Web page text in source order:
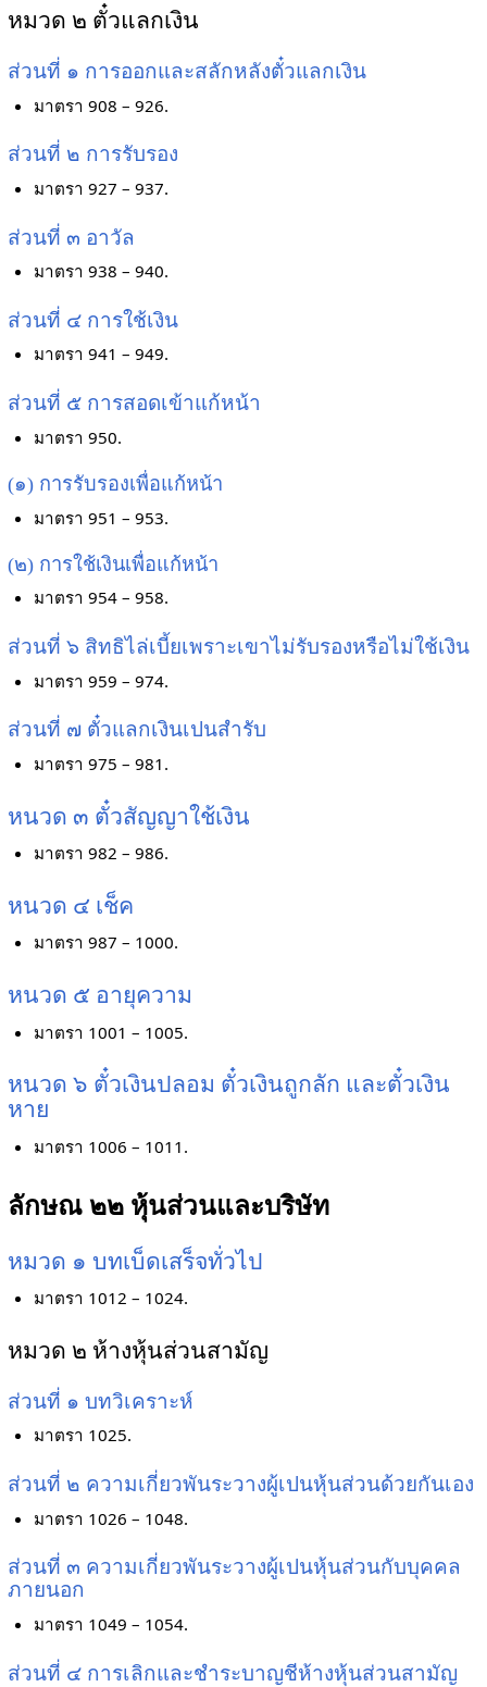
หมวด ๒ ตั๋วแลกเงิน
ส่วนที่ ๑ การออกและสลักหลังตั๋วแลกเงิน
มาตรา 908 – 926.
ส่วนที่ ๒ การรับรอง
มาตรา 927 – 937.
ส่วนที่ ๓ อาวัล
มาตรา 938 – 940.
ส่วนที่ ๔ การใช้เงิน
มาตรา 941 – 949.
ส่วนที่ ๕ การสอดเข้าแก้หน้า
มาตรา 950.
(๑) การรับรองเพื่อแก้หน้า
มาตรา 951 – 953.
(๒) การใช้เงินเพื่อแก้หน้า
มาตรา 954 – 958.
ส่วนที่ ๖ สิทธิไล่เบี้ยเพราะเขาไม่รับรองหรือไม่ใช้เงิน
มาตรา 959 – 974.
ส่วนที่ ๗ ตั๋วแลกเงินเปนสำรับ
มาตรา 975 – 981.
หนวด ๓ ตั๋วสัญญาใช้เงิน
มาตรา 982 – 986.
หนวด ๔ เช็ค
มาตรา 987 – 1000.
หนวด ๕ อายุความ
มาตรา 1001 – 1005.
หนวด ๖ ตั๋วเงินปลอม ตั๋วเงินถูกลัก และตั๋วเงิน
หาย
มาตรา 1006 – 1011.
ลักษณ ๒๒ หุ้นส่วนและบริษัท
หมวด ๑ บทเบ็ดเสร็จทั่วไป
มาตรา 1012 – 1024.
หมวด ๒ ห้างหุ้นส่วนสามัญ
ส่วนที่ ๑ บทวิเคราะห์
มาตรา 1025.
ส่วนที่ ๒ ความเกี่ยวพันระวางผู้เปนหุ้นส่วนด้วยกันเอง
มาตรา 1026 – 1048.
ส่วนที่ ๓ ความเกี่ยวพันระวางผู้เปนหุ้นส่วนกับบุคคล
ภายนอก
มาตรา 1049 – 1054.
ส่วนที่ ๔ การเลิกและชำระบาญชีห้างหุ้นส่วนสามัญ